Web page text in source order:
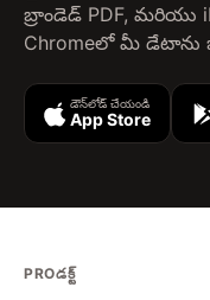
బ్రాండెడ్ PDF, మరియు
Chromeలో మీ
డౌన్‌లోడ్ చేయండి
App Store
PROడక్ట్